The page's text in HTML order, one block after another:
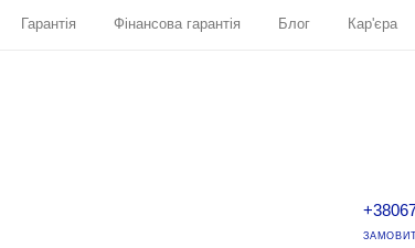
Гарантія Фінансова гарантія Блог Кар'єра